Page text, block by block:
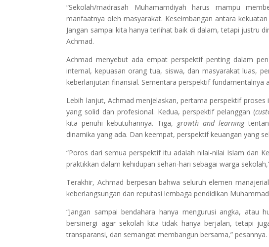
“Sekolah/madrasah Muhamamdiyah harus mampu
manfaatnya oleh masyarakat. Keseimbangan antara
Jangan sampai kita hanya terlihat baik di dalam, tetapi justru
Achmad.
Achmad menyebut ada empat perspektif penting dalam
internal, kepuasan orang tua, siswa, dan masyarakat luas,
keberlanjutan finansial. Sementara perspektif fundamentalnya
Lebih lanjut, Achmad menjelaskan, pertama perspektif
yang solid dan profesional. Kedua, perspektif pelanggan (
kita penuhi kebutuhannya. Tiga, growth and learning
dinamika yang ada. Dan keempat, perspektif keuangan yang
“Poros dari semua perspektif itu adalah nilai-nilai Islam dan
praktikkan dalam kehidupan sehari-hari sebagai warga
Terakhir, Achmad berpesan bahwa seluruh elemen
keberlangsungan dan reputasi lembaga pendidikan
“Jangan sampai bendahara hanya mengurusi angka, atau
bersinergi agar sekolah kita tidak hanya berjalan, tetapi
transparansi, dan semangat membangun bersama,” pesannya.